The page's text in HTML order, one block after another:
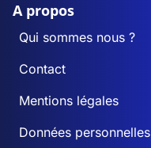
A propos
Qui sommes nous ?
Contact
Mentions légales
Données personnelles